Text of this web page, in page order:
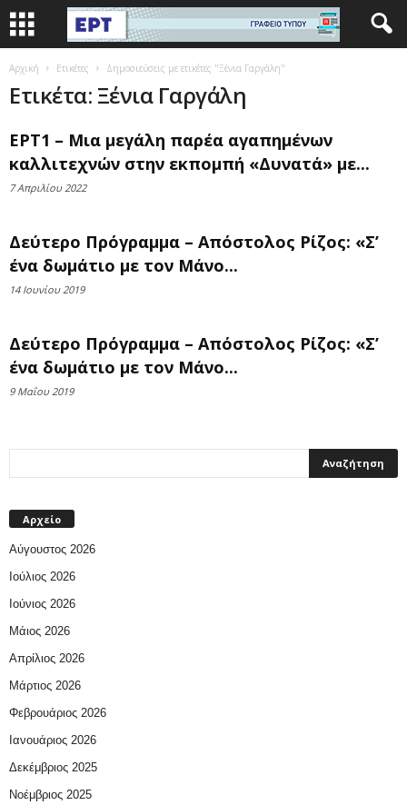
Αρχική Ετικέτες Δημοσιεύσεις με ετικέτες "Ξένια Γαργάλη"
Ετικέτα: Ξένια Γαργάλη
ΕΡΤ1 – Μια μεγάλη παρέα αγαπημένων
καλλιτεχνών στην εκπομπή «Δυνατά» με...
7 Απριλίου 2022
Δεύτερο Πρόγραμμα – Απόστολος Ρίζος: «Σ’
ένα δωμάτιο με τον Μάνο...
14 Ιουνίου 2019
Δεύτερο Πρόγραμμα – Απόστολος Ρίζος: «Σ’
ένα δωμάτιο με τον Μάνο...
9 Μαΐου 2019
Αρχείο
Αύγουστος 2026
Ιούλιος 2026
Ιούνιος 2026
Μάιος 2026
Απρίλιος 2026
Μάρτιος 2026
Φεβρουάριος 2026
Ιανουάριος 2026
Δεκέμβριος 2025
Νοέμβριος 2025